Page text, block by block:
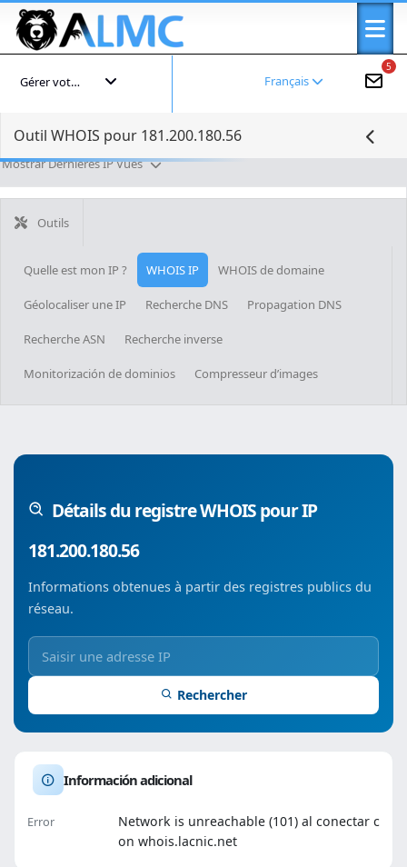
5
Français
Gérer votre compte
Outil WHOIS pour 181.200.180.56
Mostrar Dernières IP Vues
Outils
Quelle est mon IP ? WHOIS IP WHOIS de domaine
Géolocaliser une IP Recherche DNS Propagation DNS
Recherche ASN Recherche inverse
Monitorización de dominios Compresseur d’images
Détails du registre WHOIS pour IP
181.200.180.56
Informations obtenues à partir des registres publics du
réseau.
Rechercher
Información adicional
Error
Network is unreachable (101) al conectar c
on whois.lacnic.net